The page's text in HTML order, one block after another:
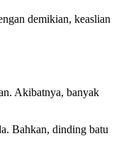
demikian, keaslian
Akibatnya, banyak
Bahkan, dinding batu